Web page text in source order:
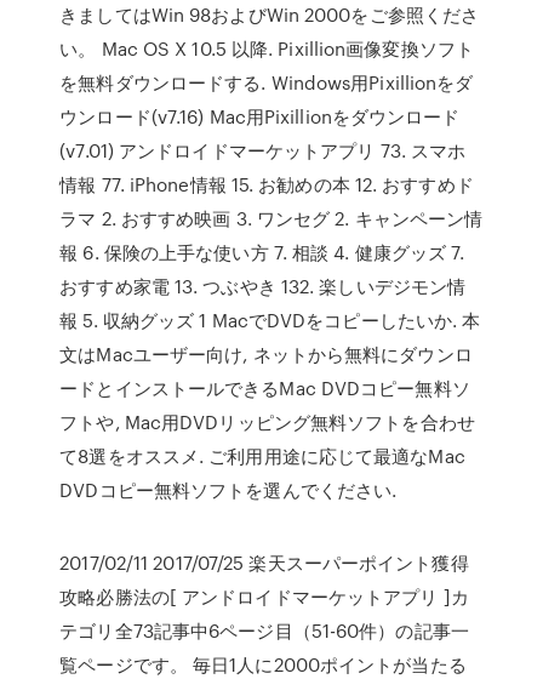
きましてはWin 98およびWin 2000をご参照くださ
い。 Mac OS X 10.5 以降. Pixillion画像変換ソフト
を無料ダウンロードする. Windows用Pixillionをダ
ウンロード(v7.16) Mac用Pixillionをダウンロード
(v7.01) アンドロイドマーケットアプリ 73. スマホ
情報 77. iPhone情報 15. お勧めの本 12. おすすめド
ラマ 2. おすすめ映画 3. ワンセグ 2. キャンペーン情
報 6. 保険の上手な使い方 7. 相談 4. 健康グッズ 7.
おすすめ家電 13. つぶやき 132. 楽しいデジモン情
報 5. 収納グッズ 1 MacでDVDをコピーしたいか. 本
文はMacユーザー向け, ネットから無料にダウンロ
ードとインストールできるMac DVDコピー無料ソ
フトや, Mac用DVDリッピング無料ソフトを合わせ
て8選をオススメ. ご利用用途に応じて最適なMac
DVDコピー無料ソフトを選んでください.
2017/02/11 2017/07/25 楽天スーパーポイント獲得
攻略必勝法の[ アンドロイドマーケットアプリ ]カ
テゴリ全73記事中6ページ目（51-60件）の記事一
覧ページです。 毎日1人に2000ポイントが当たる